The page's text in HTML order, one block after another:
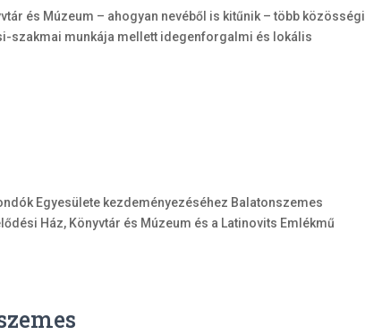
és Múzeum – ahogyan nevéből is kitűnik – több közösségi
szakmai munkája mellett idegenforgalmi és lokális
Egyesülete kezdeményezéséhez Balatonszemes
Ház, Könyvtár és Múzeum és a Latinovits Emlékmű